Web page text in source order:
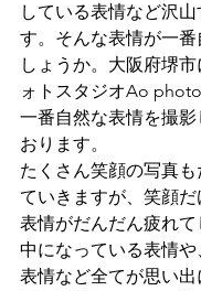
している表情など沢山
す。そんな表情が一
しょうか。大阪府堺
ォトスタジオAo
一番自然な表情を撮
おります。
たくさん笑顔の写真
ていきますが、笑顔
表情がだんだん疲れ
中になっている表情
表情など全てが思い